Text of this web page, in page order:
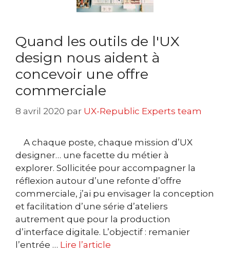
Quand les outils de l'UX
design nous aident à
concevoir une offre
commerciale
8 avril 2020 par UX-Republic Experts team
A chaque poste, chaque mission d’UX
designer… une facette du métier à
explorer. Sollicitée pour accompagner la
réflexion autour d’une refonte d’offre
commerciale, j’ai pu envisager la conception
et facilitation d’une série d’ateliers
autrement que pour la production
d’interface digitale. L’objectif : remanier
l’entrée … Lire l’article